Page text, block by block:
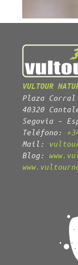
VULTOUR
Plaza
40320
Segovia –
Teléfono:
Mail:
Blog: